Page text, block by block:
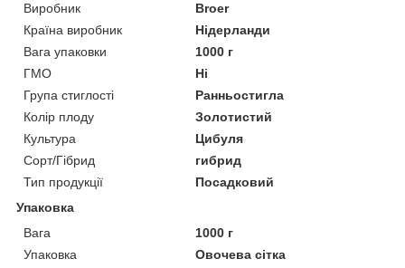
Виробник
Broer
Країна виробник
Нідерланди
Вага упаковки
1000 г
ГМО
Ні
Група стиглості
Ранньостигла
Колір плоду
Золотистий
Культура
Цибуля
Сорт/Гібрид
гибрид
Тип продукції
Посадковий
Упаковка
Вага
1000 г
Упаковка
Овочева сітка